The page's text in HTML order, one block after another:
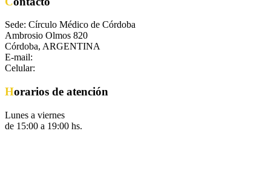
Sede: Círculo Médico de Córdoba
Ambrosio Olmos 820
Córdoba, ARGENTINA
E-mail:
Celular:
Horarios de atención
Lunes a viernes
de 15:00 a 19:00 hs.